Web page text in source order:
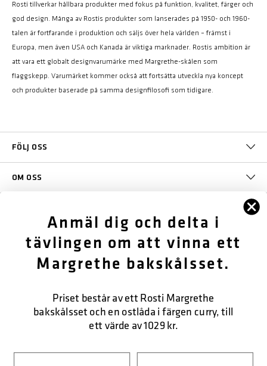
Rosti tillverkar hållbara produkter med fokus på funktion, kvalitet, färger och
god design. Många av Rostis produkter som lanserades på 1950- och 1960-
talen är fortfarande i produktion och säljs över hela världen – främst i
Europa, men även USA och Kanada är viktiga marknader. Rostis ambition är
att vara ett globalt designvarumärke med Margrethe-skålen som
flaggskepp. Varumärket kommer också att fortsätta utveckla nya koncept
och produkter baserade på samma designfilosofi som tidigare.
FÖLJ OSS
OM OSS
KONTAKTA OSS
Anmäl dig och delta i
tävlingen om att vinna ett
Margrethe bakskålsset.
Priset består av ett Rosti Margrethe
bakskålsset och en ostlåda i färgen curry, till
ett värde av 1029 kr.